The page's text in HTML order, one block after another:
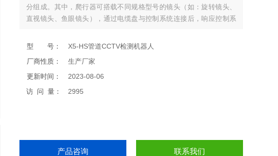
分组成。其中，爬行器可搭载不同规格型号的镜头（如：旋转镜头、
直视镜头、鱼眼镜头），通过电缆盘与控制系统连接后，响应控制系
镜头座的抬升、下降、灯光调节；镜头的水平或垂直旋转、调焦、变
头传回的画面以及爬行器的状态信息
型 号：
X5-HS管道CCTV检测机器人
厂商性质：
生产厂家
更新时间：
2023-08-06
访 问 量：
2995
产品咨询 联系我们